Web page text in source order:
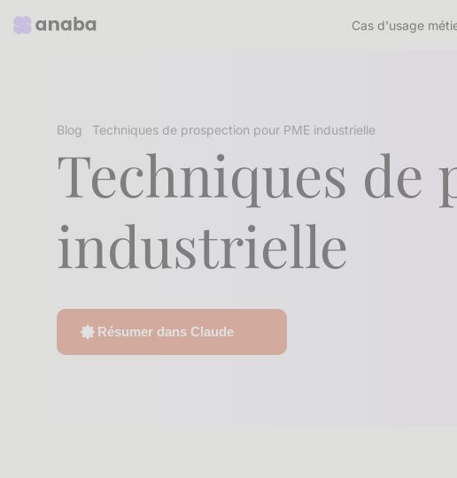
Cas d'usage
Blog Techniques de prospection pour PME industrielle
Techniques de
industrielle
Résumer dans Claude